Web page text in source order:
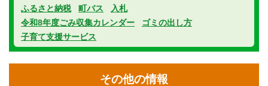
ふるさと納税 町バス
入札
令和8年度ごみ収集カレンダー
ゴミの出し方
子育て支援サービス
その他の情報